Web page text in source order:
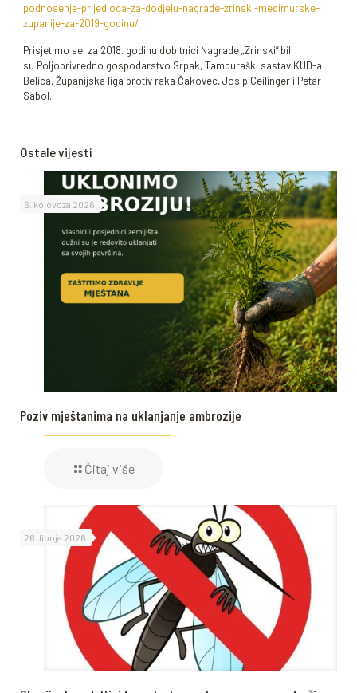
podnosenje-prijedloga-za-dodjelu-nagrade-zrinski-medimurske-
zupanije-za-2019-godinu/
Prisjetimo se, za 2018. godinu dobitnici Nagrade „Zrinski“ bili
su Poljoprivredno gospodarstvo Srpak, Tamburaški sastav KUD-a
Belica, Županijska liga protiv raka Čakovec, Josip Ceilinger i Petar
Sabol.
Ostale vijesti
6. kolovoza 2026.
Poziv mještanima na uklanjanje ambrozije
Čitaj više
26. lipnja 2026.